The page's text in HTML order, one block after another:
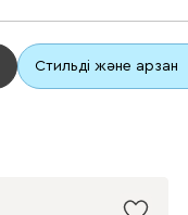
Стильді және арзан